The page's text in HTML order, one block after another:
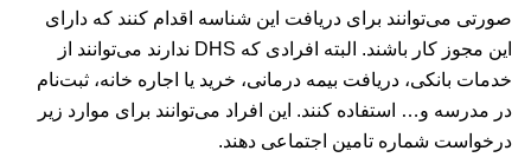
صورتی می‌توانند برای دریافت این شناسه اقدام کنند که دارای
این مجوز کار باشند. البته افرادی که DHS ندارند می‌توانند از
خدمات بانکی، دریافت بیمه درمانی، خرید یا اجاره خانه، ثبت‌نام
در مدرسه و… استفاده کنند. این افراد می‌توانند برای موارد زیر
درخواست شماره تامین اجتماعی دهند.